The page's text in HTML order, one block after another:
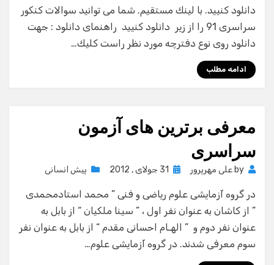
دانلود كنیید. با لینك مستقیم. شما می توانید سوالات كنكور
سراسری 91 را از زیر دانلود كنیید راهنمای دانلود : جهت
دانلود روی نوع دفترچه مورد نظر راست كلیك…
ادامه مطلب
معرفی برترین های آزمون
سراسری
by علی مهرپرور
Posted
31 جولای , 2012 پیش انسانی
در گروه آزمایشی علوم ریاضی و فنی ” محمد استادمحمدی
” از کاشان به عنوان نفر اول ، ” سینا ملکیان “ از بابل به
عنوان نفر دوم و ” الهـام احسانی مقدم “ از بابل به عنوان نفر
سوم معرفی شدند. در گروه آزمایشی علوم…